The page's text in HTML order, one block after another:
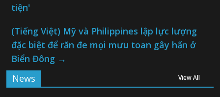
tiện'
(Tiếng Việt) Mỹ và Philippines lập lực lượng
đặc biệt để răn đe mọi mưu toan gây hấn ở
Biển Đông →
News
View All